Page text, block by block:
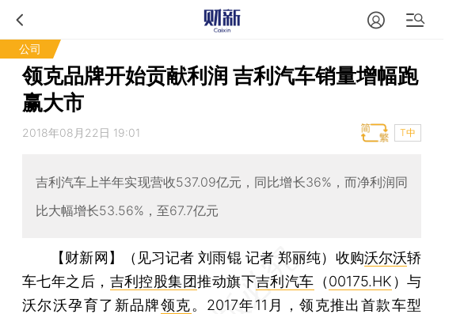
公司
领克品牌开始贡献利润 吉利汽车销量增幅跑
赢大市
2018年08月22日 19:01 T中
吉利汽车上半年实现营收537.09亿元，同比增长36%，而净利润同
比大幅增长53.56%，至67.7亿元
【财新网】（见习记者 刘雨锟 记者 郑丽纯） 收购沃尔沃轿
车七年之后， 吉利控股集团推动旗下吉利汽车 （00175.HK ）与
沃尔沃孕育了新品牌领克。2017年11月，领克推出首款车型